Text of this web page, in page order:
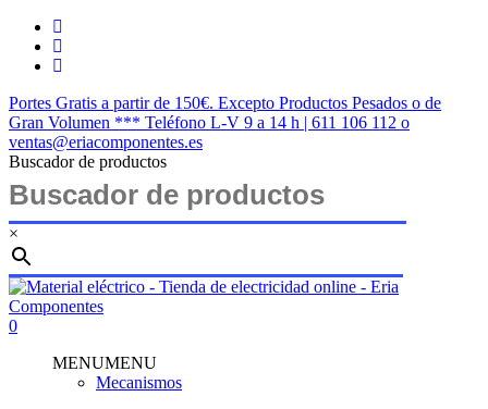
Saltar
contenido
twitter
facebook
instagram
Portes Gratis a partir de 150€. Excepto Productos Pesados o de
Gran Volumen *** Teléfono L-V 9 a 14 h | 611 106 112 o
ventas@eriacomponentes.es
Buscador de productos
×
Cerrar
búsqueda
buscar
account
0
MENUMENU
Mecanismos